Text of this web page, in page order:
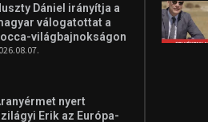
Dániel irányítja a
válogatottat a
világbajnokságon
nyert
Erik az Európa-